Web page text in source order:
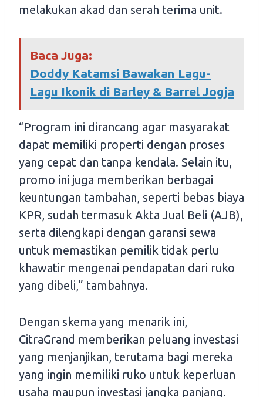
melakukan akad dan serah terima unit.
Baca Juga:
Doddy Katamsi Bawakan Lagu-
Lagu Ikonik di Barley & Barrel Jogja
“Program ini dirancang agar masyarakat
dapat memiliki properti dengan proses
yang cepat dan tanpa kendala. Selain itu,
promo ini juga memberikan berbagai
keuntungan tambahan, seperti bebas biaya
KPR, sudah termasuk Akta Jual Beli (AJB),
serta dilengkapi dengan garansi sewa
untuk memastikan pemilik tidak perlu
khawatir mengenai pendapatan dari ruko
yang dibeli,” tambahnya.
Dengan skema yang menarik ini,
CitraGrand memberikan peluang investasi
yang menjanjikan, terutama bagi mereka
yang ingin memiliki ruko untuk keperluan
usaha maupun investasi jangka panjang.